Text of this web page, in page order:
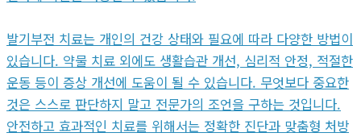
발기부전 치료는 개인의 건강 상태와 필요에 따라 다양한 방법이
있습니다. 약물 치료 외에도 생활습관 개선, 심리적 안정, 적절한
운동 등이 증상 개선에 도움이 될 수 있습니다. 무엇보다 중요한
것은 스스로 판단하지 말고 전문가의 조언을 구하는 것입니다.
안전하고 효과적인 치료를 위해서는 정확한 진단과 맞춤형 처방